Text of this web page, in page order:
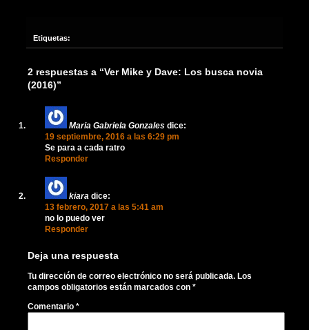
Etiquetas:
2 respuestas a “Ver Mike y Dave: Los busca novia
(2016)”
Maria Gabriela Gonzales dice:
19 septiembre, 2016 a las 6:29 pm
Se para a cada ratro
Responder
kiara dice:
13 febrero, 2017 a las 5:41 am
no lo puedo ver
Responder
Deja una respuesta
Tu dirección de correo electrónico no será publicada. Los
campos obligatorios están marcados con *
Comentario *